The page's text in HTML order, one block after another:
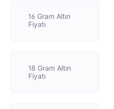
16 Gram Altın
Fiyatı
18 Gram Altın
Fiyatı